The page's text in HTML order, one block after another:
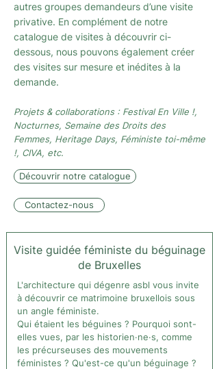
autres groupes demandeurs d’une visite
privative. En complément de notre
catalogue de visites à découvrir ci-
dessous, nous pouvons également créer
des visites sur mesure et inédites à la
demande.
Projets & collaborations : Festival En Ville !,
Nocturnes, Semaine des Droits des
Femmes, Heritage Days, Féministe toi-même
!, CIVA, etc.
Découvrir notre catalogue
Contactez-nous
Visite guidée féministe du béguinage
de Bruxelles
L'architecture qui dégenre asbl vous invite
à découvrir ce matrimoine bruxellois sous
un angle féministe.
Qui étaient les béguines ? Pourquoi sont-
elles vues, par les historien·ne·s, comme
les précurseuses des mouvements
féministes ? Qu'est-ce qu'un béguinage ?